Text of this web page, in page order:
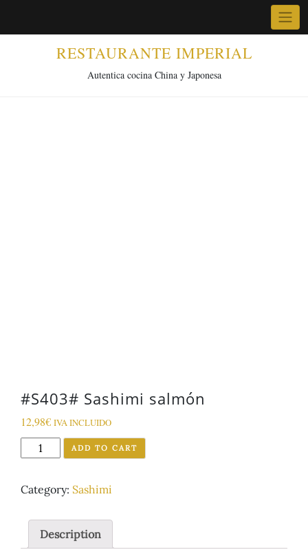
RESTAURANTE IMPERIAL
Autentica cocina China y Japonesa
#S403# Sashimi salmón
12,98€ IVA INCLUIDO
#S403#
Sashimi
quantity
ADD TO CART
Category: Sashimi
Description